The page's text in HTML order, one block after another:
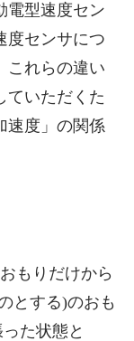
電型速度セン
度センサにつ
これらの違い
ていただくた
速度」の関係
もりだけから
とする)のおも
た状態と